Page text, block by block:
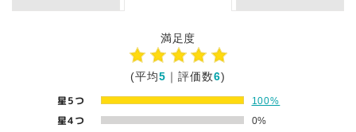
満足度
(平均5 ｜評価数6)
星5つ 100%
星4つ 0%